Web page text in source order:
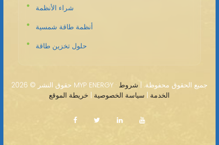
شراء الأنظمة
أنظمة طاقة شمسية
حلول تخزين طاقة
حقوق النشر © 2026 MYP ENERGY · جميع الحقوق محفوظة. | شروط
الخدمة | سياسة الخصوصية | خريطة الموقع